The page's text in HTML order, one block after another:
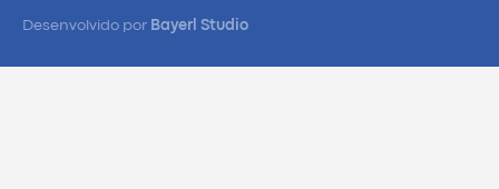
Desenvolvido por Bayerl Studio